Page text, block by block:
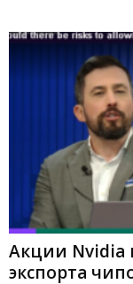
Акции Nvidia
экспорта